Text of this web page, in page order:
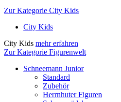
Zur Kategorie City Kids
City Kids
City Kids mehr erfahren
Zur Kategorie Figurenwelt
Schneemann Junior
Standard
Zubehör
Herrnhuter Figuren